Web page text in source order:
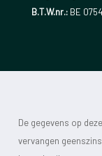
B.T.W.nr.:BE
De gegevens op
vervangen